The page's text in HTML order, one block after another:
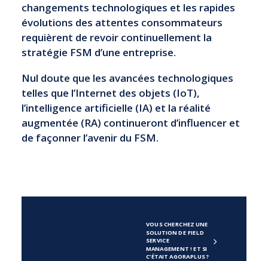
changements technologiques et les rapides
évolutions des attentes consommateurs
requièrent de revoir continuellement la
stratégie FSM d’une entreprise.
Nul doute que les avancées technologiques
telles que l’Internet des objets (IoT),
l’intelligence artificielle (IA) et la réalité
augmentée (RA) continueront d’influencer et
de façonner l’avenir du FSM.
VOUS CHERCHEZ UNE
SOLUTION DE FIELD
SERVICE
MANAGEMENT ! ET SI